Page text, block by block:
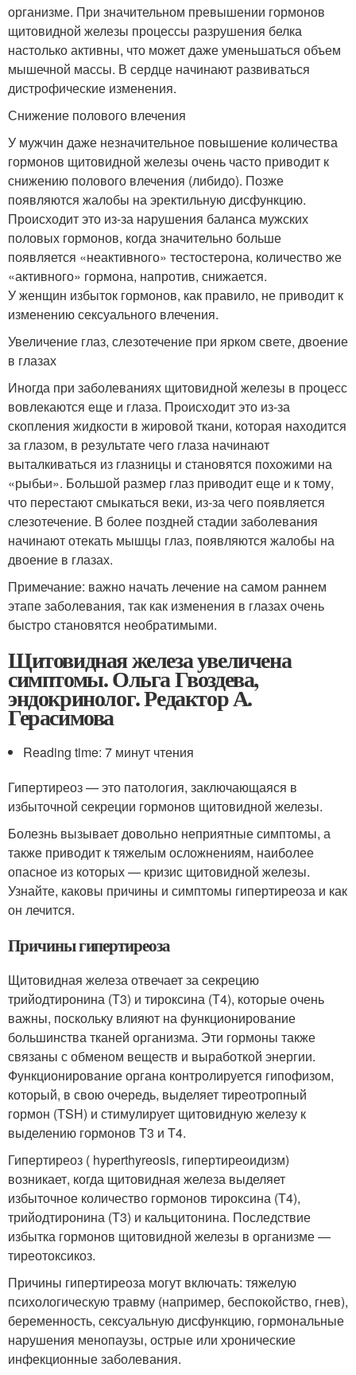
организме. При значительном превышении гормонов
щитовидной железы процессы разрушения белка
настолько активны, что может даже уменьшаться объем
мышечной массы. В сердце начинают развиваться
дистрофические изменения.
Снижение полового влечения
У мужчин даже незначительное повышение количества
гормонов щитовидной железы очень часто приводит к
снижению полового влечения (либидо). Позже
появляются жалобы на эректильную дисфункцию.
Происходит это из-за нарушения баланса мужских
половых гормонов, когда значительно больше
появляется «неактивного» тестостерона, количество же
«активного» гормона, напротив, снижается.
У женщин избыток гормонов, как правило, не приводит к
изменению сексуального влечения.
Увеличение глаз, слезотечение при ярком свете, двоение
в глазах
Иногда при заболеваниях щитовидной железы в процесс
вовлекаются еще и глаза. Происходит это из-за
скопления жидкости в жировой ткани, которая находится
за глазом, в результате чего глаза начинают
выталкиваться из глазницы и становятся похожими на
«рыбьи». Большой размер глаз приводит еще и к тому,
что перестают смыкаться веки, из-за чего появляется
слезотечение. В более поздней стадии заболевания
начинают отекать мышцы глаз, появляются жалобы на
двоение в глазах.
Примечание: важно начать лечение на самом раннем
этапе заболевания, так как изменения в глазах очень
быстро становятся необратимыми.
Щитовидная железа увеличена
симптомы. Ольга Гвоздева,
эндокринолог. Редактор А.
Герасимова
Reading time: 7 минут чтения
Гипертиреоз — это патология, заключающаяся в
избыточной секреции гормонов щитовидной железы.
Болезнь вызывает довольно неприятные симптомы, а
также приводит к тяжелым осложнениям, наиболее
опасное из которых — кризис щитовидной железы.
Узнайте, каковы причины и симптомы гипертиреоза и как
он лечится.
Причины гипертиреоза
Щитовидная железа отвечает за секрецию
трийодтиронина (Т3) и тироксина (Т4), которые очень
важны, поскольку влияют на функционирование
большинства тканей организма. Эти гормоны также
связаны с обменом веществ и выработкой энергии.
Функционирование органа контролируется гипофизом,
который, в свою очередь, выделяет тиреотропный
гормон (TSH) и стимулирует щитовидную железу к
выделению гормонов T3 и T4.
Гипертиреоз ( hyperthyreosis, гипертиреоидизм)
возникает, когда щитовидная железа выделяет
избыточное количество гормонов тироксина (Т4),
трийодтиронина (Т3) и кальцитонина. Последствие
избытка гормонов щитовидной железы в организме —
тиреотоксикоз.
Причины гипертиреоза могут включать: тяжелую
психологическую травму (например, беспокойство, гнев),
беременность, сексуальную дисфункцию, гормональные
нарушения менопаузы, острые или хронические
инфекционные заболевания.